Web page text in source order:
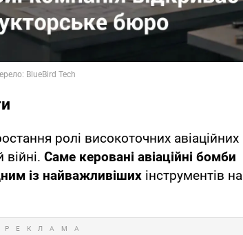
ролі високоточних авіаційних
Саме керовані авіаційні бомби
із найважливіших інструментів на